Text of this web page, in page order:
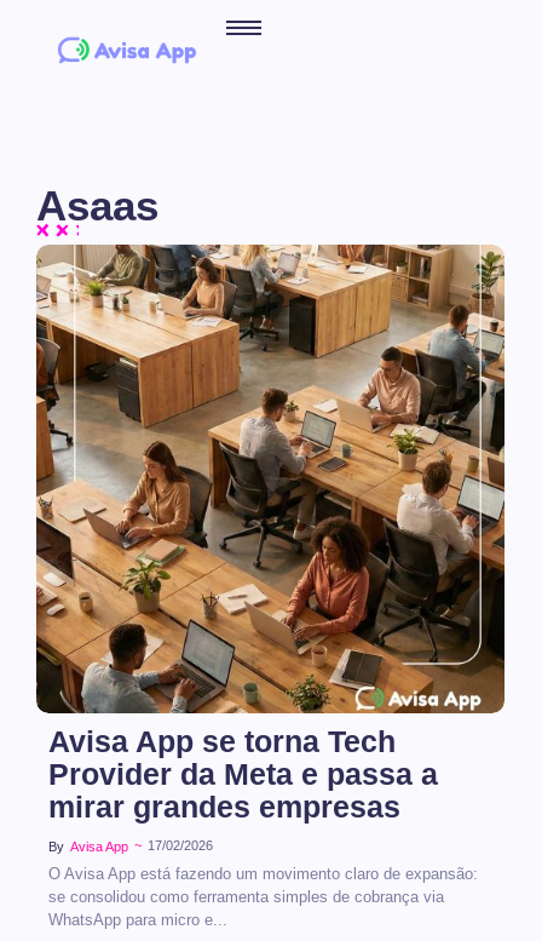
Asaas
No Comments
Avisa App se torna Tech
Provider da Meta e passa a
mirar grandes empresas
By Avisa App ~ 17/02/2026
O Avisa App está fazendo um movimento claro de expansão:
se consolidou como ferramenta simples de cobrança via
WhatsApp para micro e...